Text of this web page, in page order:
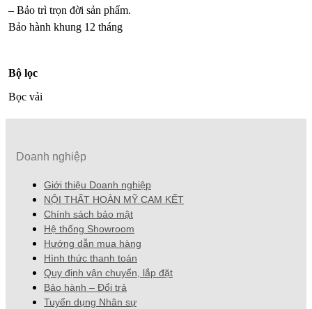
– Bảo trì trọn đời sản phẩm.
Bảo hành khung 12 tháng
Bộ lọc
Bọc vải
Doanh nghiệp
Giới thiệu Doanh nghiệp
NỘI THẤT HOÀN MỸ CAM KẾT
Chính sách bảo mật
Hệ thống Showroom
Hướng dẫn mua hàng
Hình thức thanh toán
Quy định vận chuyển, lắp đặt
Bảo hành – Đổi trả
Tuyển dụng Nhân sự